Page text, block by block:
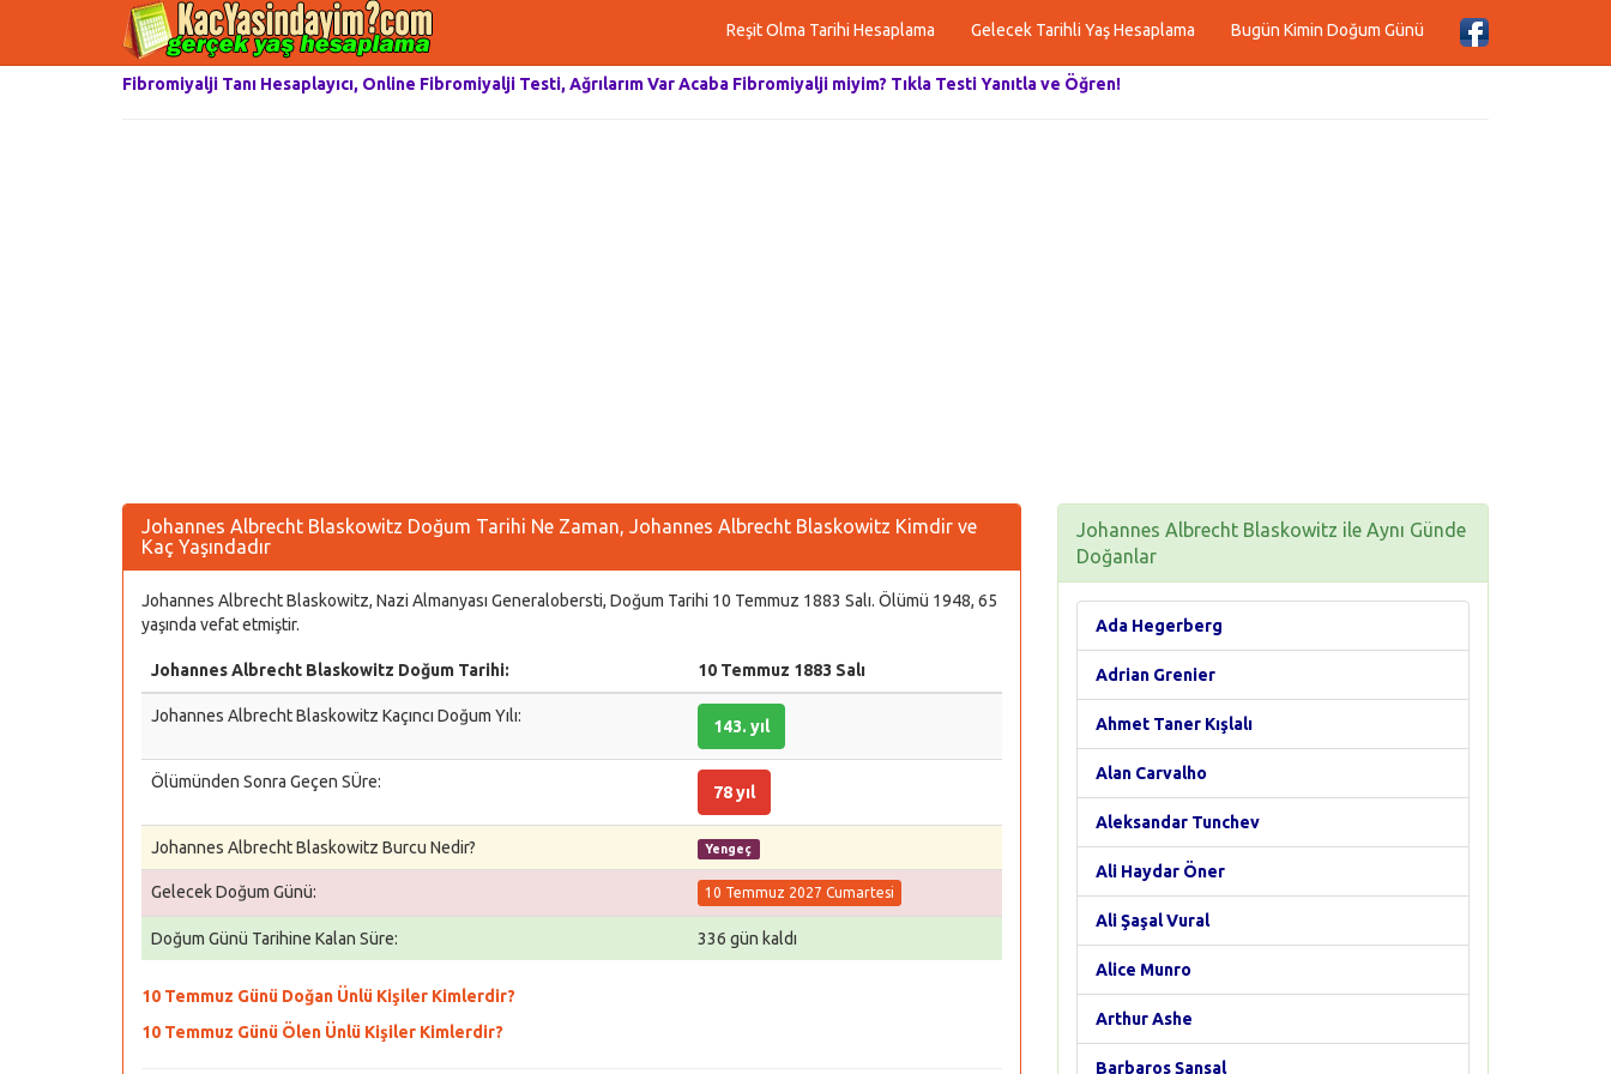
Reşit Olma Tarihi Hesaplama Gelecek Tarihli Yaş Hesaplama Bugün Kimin Doğum Günü
Fibromiyalji Tanı Hesaplayıcı, Online Fibromiyalji Testi, Ağrılarım Var Acaba Fibromiyalji miyim? Tıkla Testi Yanıtla ve Öğren!
Johannes Albrecht Blaskowitz Doğum Tarihi Ne Zaman, Johannes Albrecht Blaskowitz Kimdir ve
Kaç Yaşındadır
Johannes Albrecht Blaskowitz, Nazi Almanyası Generalobersti, Doğum Tarihi 10 Temmuz 1883 Salı. Ölümü 1948, 65
yaşında vefat etmiştir.
Johannes Albrecht Blaskowitz Doğum Tarihi: 10 Temmuz 1883 Salı
Johannes Albrecht Blaskowitz Kaçıncı Doğum Yılı:
143. yıl
Ölümünden Sonra Geçen SÜre:
78 yıl
Johannes Albrecht Blaskowitz Burcu Nedir? Yengeç
Gelecek Doğum Günü: 10 Temmuz 2027 Cumartesi
Doğum Günü Tarihine Kalan Süre: 336 gün kaldı
10 Temmuz Günü Doğan Ünlü Kişiler Kimlerdir?
10 Temmuz Günü Ölen Ünlü Kişiler Kimlerdir?
Johannes Albrecht Blaskowitz ile Aynı Günde
Doğanlar
Ada Hegerberg
Adrian Grenier
Ahmet Taner Kışlalı
Alan Carvalho
Aleksandar Tunchev
Ali Haydar Öner
Ali Şaşal Vural
Alice Munro
Arthur Ashe
Barbaros Şansal